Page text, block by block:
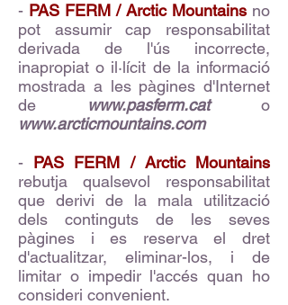
- PAS FERM / Arctic Mountains no
pot assumir cap responsabilitat
derivada de l'ús incorrecte,
inapropiat o il·lícit de la informació
mostrada a les pàgines d'Internet
de www.pasferm.cato
www.arcticmountains.com
- PAS FERM / Arctic Mountains
rebutja qualsevol responsabilitat
que derivi de la mala utilització
dels continguts de les seves
pàgines i es reserva el dret
d'actualitzar, eliminar-los, i de
limitar o impedir l'accés quan ho
consideri convenient.